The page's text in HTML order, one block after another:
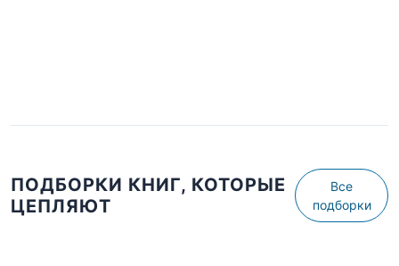
ПОДБОРКИ КНИГ, КОТОРЫЕ
ЦЕПЛЯЮТ
Все
подборки